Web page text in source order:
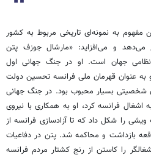
مفهوم به نمونه‌ای تاریخی مربوط به کشور
می‌دهد و می‌افزاید: «مارشال جوزف پتن
جهان است. او در جنگ جهانی اول
به عنوان قهرمان ملی فرانسه تحسین دولت
شخصیتی بسیار محبوب بود. در جنگ جهانی
اشغال فرانسه کرد، او به همکاری با نیروی
را شکل داد که تا آزادسازی فرانسه از
بازداشت و محاکمه شد. پتن در دفاعیات
را کاستن از رنج کشتار مردم فرانسه